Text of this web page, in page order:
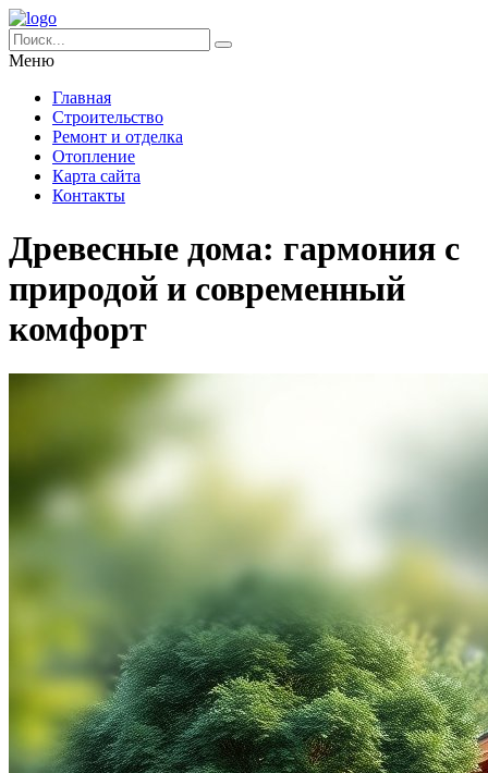
Меню
Главная
Строительство
Ремонт и отделка
Отопление
Карта сайта
Контакты
Древесные дома: гармония с
природой и современный
комфорт